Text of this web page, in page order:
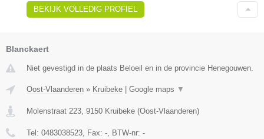
BEKIJK VOLLEDIG PROFIEL
Blanckaert
Niet gevestigd in de plaats Beloeil en in de provincie Henegouwen.
Oost-Vlaanderen » Kruibeke Google maps ▼
Molenstraat 223 9150 Kruibeke (Oost-Vlaanderen)
Tel: 0483038523 , Fax: - , BTW-nr: -